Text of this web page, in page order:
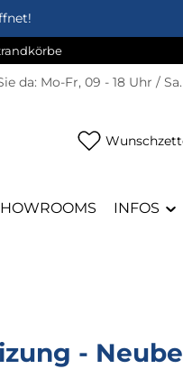
da: Mo-Fr, 09 - 18 Uhr / Sa.
INFOS
-